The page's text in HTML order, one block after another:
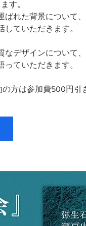
す。
れた背景について、
ていただきます。
デザインについて、
ていただきます。
方は参加費500円引